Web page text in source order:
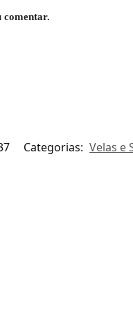
comentar.
Categorias: Velas e